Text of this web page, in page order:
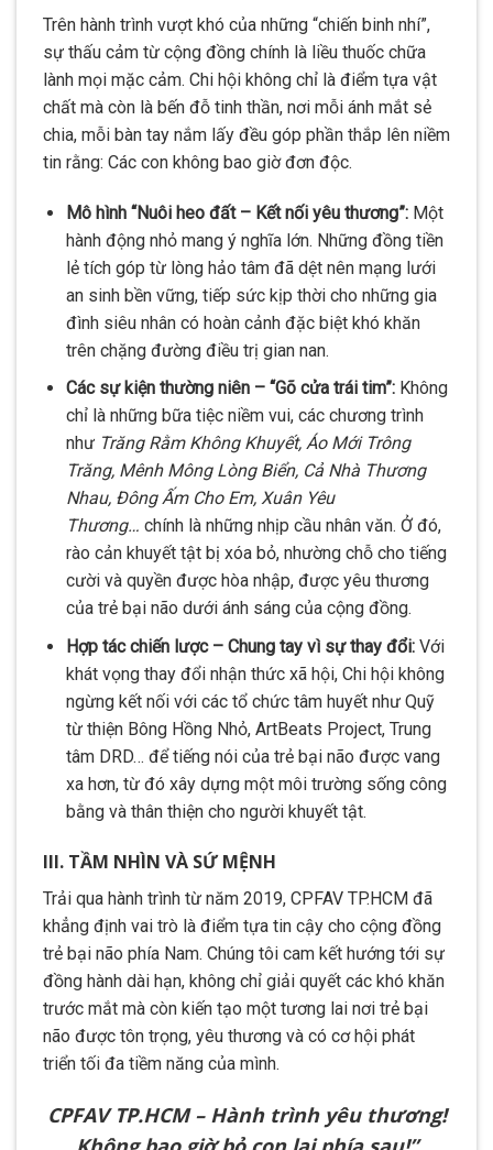
Trên hành trình vượt khó của những “chiến binh nhí”,
sự thấu cảm từ cộng đồng chính là liều thuốc chữa
lành mọi mặc cảm. Chi hội không chỉ là điểm tựa vật
chất mà còn là bến đỗ tinh thần, nơi mỗi ánh mắt sẻ
chia, mỗi bàn tay nắm lấy đều góp phần thắp lên niềm
tin rằng: Các con không bao giờ đơn độc.
Mô hình “Nuôi heo đất – Kết nối yêu thương”:Một
hành động nhỏ mang ý nghĩa lớn. Những đồng tiền
lẻ tích góp từ lòng hảo tâm đã dệt nên mạng lưới
an sinh bền vững, tiếp sức kịp thời cho những gia
đình siêu nhân có hoàn cảnh đặc biệt khó khăn
trên chặng đường điều trị gian nan.
Các sự kiện thường niên – “Gõ cửa trái tim”:Không
chỉ là những bữa tiệc niềm vui, các chương trình
như Trăng Rằm Không Khuyết, Áo Mới Trông
Trăng, Mênh Mông Lòng Biển, Cả Nhà Thương
Nhau, Đông Ấm Cho Em, Xuân Yêu
Thương… chính là những nhịp cầu nhân văn. Ở đó,
rào cản khuyết tật bị xóa bỏ, nhường chỗ cho tiếng
cười và quyền được hòa nhập, được yêu thương
của trẻ bại não dưới ánh sáng của cộng đồng.
Hợp tác chiến lược – Chung tay vì sự thay đổi:Với
khát vọng thay đổi nhận thức xã hội, Chi hội không
ngừng kết nối với các tổ chức tâm huyết như Quỹ
từ thiện Bông Hồng Nhỏ, ArtBeats Project, Trung
tâm DRD… để tiếng nói của trẻ bại não được vang
xa hơn, từ đó xây dựng một môi trường sống công
bằng và thân thiện cho người khuyết tật.
III. TẦM NHÌN VÀ SỨ MỆNH
Trải qua hành trình từ năm 2019, CPFAV TP.HCM đã
khẳng định vai trò là điểm tựa tin cậy cho cộng đồng
trẻ bại não phía Nam. Chúng tôi cam kết hướng tới sự
đồng hành dài hạn, không chỉ giải quyết các khó khăn
trước mắt mà còn kiến tạo một tương lai nơi trẻ bại
não được tôn trọng, yêu thương và có cơ hội phát
triển tối đa tiềm năng của mình.
CPFAV TP.HCM – Hành trình yêu thương!